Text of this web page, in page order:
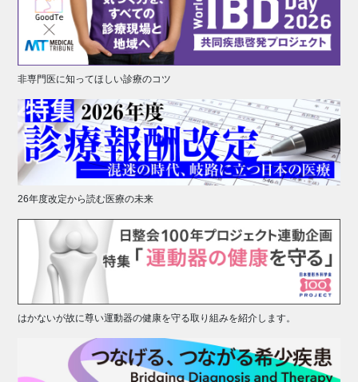
非専門医に知ってほしい診療のコツ
26年度改定から読む医療の未来
はかないが故に尊い運動器の健康を守る取り組みを紹介します。